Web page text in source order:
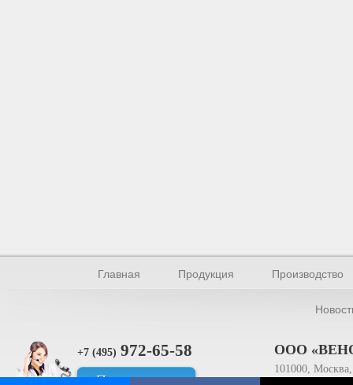
Главная Продукция Производство
+7 (495) 972-65-58
Прямая связь
ООО
101000,